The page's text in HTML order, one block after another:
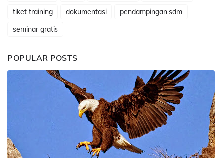
tiket training
dokumentasi
pendampingan sdm
seminar gratis
POPULAR POSTS